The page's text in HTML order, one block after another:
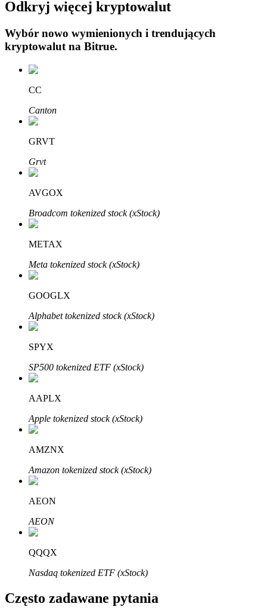
Automatyczna inwestycja
Zdobądź długoterminowy zysk i elastyczne zainteresowania
Naucz się stakingu
Dowiedz się, jak uzyskać dochód pasywny
Bitrue
AI
Bitruści Partnerzy
Odkryj więcej kryptowalut
Wybór nowo wymienionych i trendujących
kryptowalut na Bitrue.
CC
Canton
GRVT
Grvt
AVGOX
Broadcom tokenized stock (xStock)
METAX
Meta tokenized stock (xStock)
GOOGLX
Alphabet tokenized stock (xStock)
SPYX
SP500 tokenized ETF (xStock)
AAPLX
Apple tokenized stock (xStock)
AMZNX
Amazon tokenized stock (xStock)
AEON
AEON
QQQX
Nasdaq tokenized ETF (xStock)
Często zadawane pytania